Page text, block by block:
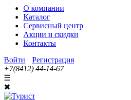
О компании
Каталог
Сервисный центр
Акции и скидки
Контакты
Войти
Регистрация
+7(8412) 44-14-67
☰
✖